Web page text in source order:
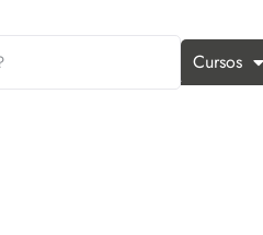
Cursos